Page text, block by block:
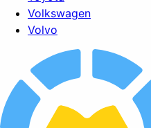
Volkswagen
Volvo